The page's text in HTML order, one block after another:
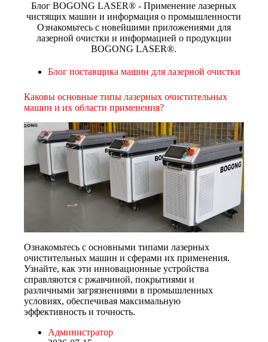
Блог BOGONG LASER® - Применение лазерных
чистящих машин и информация о промышленности
Ознакомьтесь с новейшими приложениями для
лазерной очистки и информацией о продукции
BOGONG LASER®.
Блог поставщика машин для лазерной очистки
Каковы основные типы лазерных очистительных
машин и их области применения?
Ознакомьтесь с основными типами лазерных
очистительных машин и сферами их применения.
Узнайте, как эти инновационные устройства
справляются с ржавчиной, покрытиями и
различными загрязнениями в промышленных
условиях, обеспечивая максимальную
эффективность и точность.
Администратор